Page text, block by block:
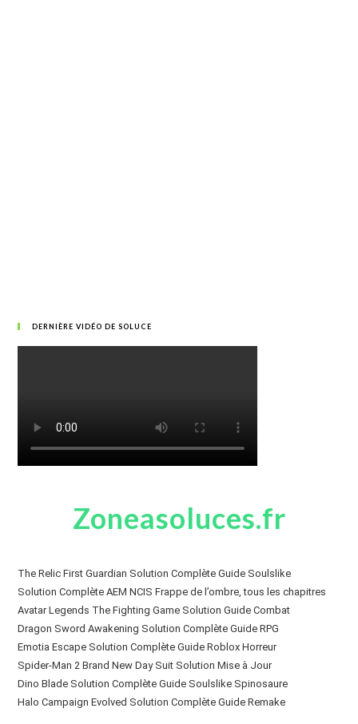
DERNIÈRE VIDÉO DE SOLUCE
Zoneasoluces.fr
The Relic First Guardian Solution Complète Guide Soulslike
Solution Complète AEM NCIS Frappe de l’ombre, tous les chapitres
Avatar Legends The Fighting Game Solution Guide Combat
Dragon Sword Awakening Solution Complète Guide RPG
Emotia Escape Solution Complète Guide Roblox Horreur
Spider-Man 2 Brand New Day Suit Solution Mise à Jour
Dino Blade Solution Complète Guide Soulslike Spinosaure
Halo Campaign Evolved Solution Complète Guide Remake